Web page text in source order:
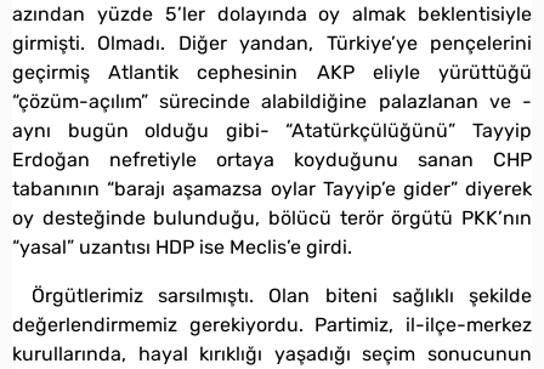
azından yüzde 5’ler dolayında oy almak beklentisiyle
girmişti. Olmadı. Diğer yandan, Türkiye’ye pençelerini
geçirmiş Atlantik cephesinin AKP eliyle yürüttüğü
“çözüm-açılım” sürecinde alabildiğine palazlanan ve -
aynı bugün olduğu gibi- “Atatürkçülüğünü” Tayyip
Erdoğan nefretiyle ortaya koyduğunu sanan CHP
tabanının “barajı aşamazsa oylar Tayyip’e gider” diyerek
oy desteğinde bulunduğu, bölücü terör örgütü PKK’nın
“yasal” uzantısı HDP ise Meclis’e girdi.
Örgütlerimiz sarsılmıştı. Olan biteni sağlıklı şekilde
değerlendirmemiz gerekiyordu. Partimiz, il-ilçe-merkez
kurullarında, hayal kırıklığı yaşadığı seçim sonucunun